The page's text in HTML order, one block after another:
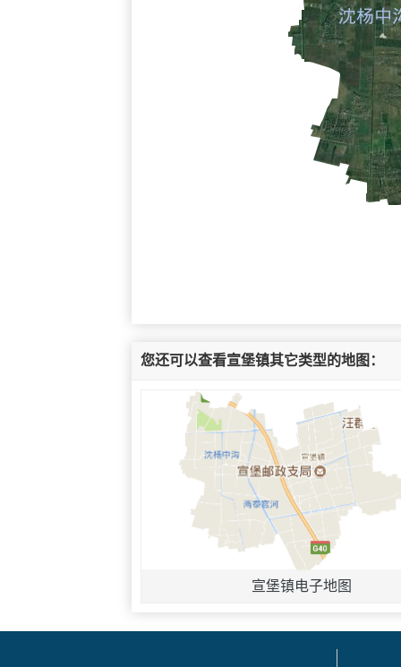
您还可以查看宣堡镇其它类型的地图：
宣堡镇电子地图